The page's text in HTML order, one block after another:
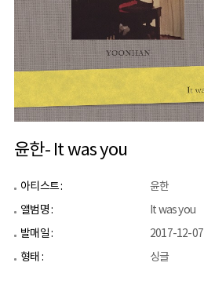
윤한- It was you
아티스트 :
윤한
앨범명 :
It was you
발매일 :
2017-12-07
형태 :
싱글